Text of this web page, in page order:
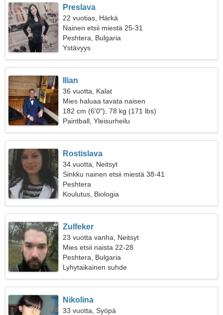
Preslava
22 vuotias, Härkä
Nainen etsii miestä 25-31
Peshtera, Bulgaria
Ystävyys
Ilian
36 vuotta, Kalat
Mies haluaa tavata naisen
182 cm (6'0"), 78 kg (171 lbs)
Paintball, Yleisurheilu
Rostislava
34 vuotta, Neitsyt
Sinkku nainen etsii miestä 38-41
Peshtera
Koulutus, Biologia
Zulfeker
23 vuotta vanha, Neitsyt
Mies etsii naista 22-28
Peshtera, Bulgaria
Lyhytaikainen suhde
Nikolina
33 vuotta, Syöpä